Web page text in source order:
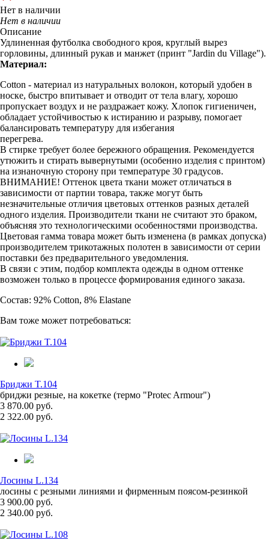
Нет в наличии
Нет в наличии
Описание
Удлиненная футболка свободного кроя, круглый вырез
горловины, длинный рукав и манжет (принт "Jardin du Village").
Материал:
Cotton - материал из натуральных волокон, который удобен в
носке, быстро впитывает и отводит от тела влагу, хорошо
пропускает воздух и не раздражает кожу. Хлопок гигиеничен,
обладает устойчивостью к истиранию и разрыву, помогает
балансировать температуру для избегания
перегрева.
В стирке требует более бережного обращения. Рекомендуется
утюжить и стирать вывернутыми (особенно изделия с принтом)
на изнаночную сторону при температуре 30 градусов.
ВНИМАНИЕ! Оттенок цвета ткани может отличаться в
зависимости от партии товара, также могут быть
незначительные отличия цветовых оттенков разных деталей
одного изделия. Производители ткани не считают это браком,
объясняя это технологическими особенностями производства.
Цветовая гамма товара может быть изменена (в рамках допуска)
производителем трикотажных полотен в зависимости от серии
поставки без предварительного уведомления.
В связи с этим, подбор комплекта одежды в одном оттенке
возможен только в процессе формирования единого заказа.
Состав: 92% Cotton, 8% Elastane
Вам тоже может потребоваться:
Бриджи T.104
бриджи резные, на кокетке (термо "Protec Armour")
3 870.00 руб.
2 322.00 руб.
Лосины L.134
лосины с резными линиями и фирменным поясом-резинкой
3 900.00 руб.
2 340.00 руб.